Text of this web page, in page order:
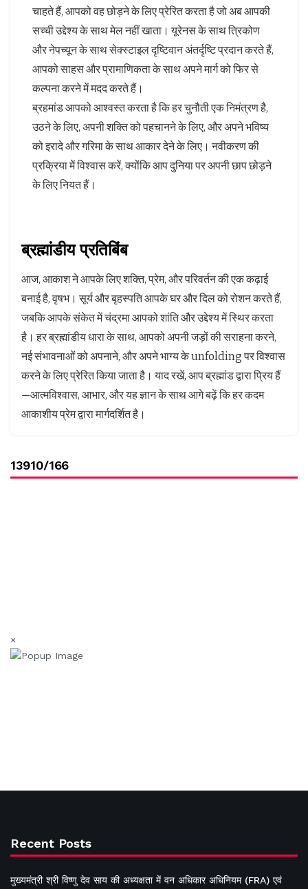
चाहते हैं, आपको वह छोड़ने के लिए प्रेरित करता है जो अब आपकी
सच्ची उद्देश्य के साथ मेल नहीं खाता। यूरेनस के साथ त्रिकोण
और नेपच्यून के साथ सेक्स्टाइल दृष्टिवान अंतर्दृष्टि प्रदान करते हैं,
आपको साहस और प्रामाणिकता के साथ अपने मार्ग को फिर से
कल्पना करने में मदद करते हैं।
ब्रहमांड आपको आश्वस्त करता है कि हर चुनौती एक निमंत्रण है,
उठने के लिए, अपनी शक्ति को पहचानने के लिए, और अपने भविष्य
को इरादे और गरिमा के साथ आकार देने के लिए। नवीकरण की
प्रक्रिया में विश्वास करें, क्योंकि आप दुनिया पर अपनी छाप छोड़ने
के लिए नियत हैं।
ब्रह्मांडीय प्रतिबिंब
आज, आकाश ने आपके लिए शक्ति, प्रेम, और परिवर्तन की एक कढ़ाई
बनाई है, वृषभ। सूर्य और बृहस्पति आपके घर और दिल को रोशन करते हैं,
जबकि आपके संकेत में चंद्रमा आपको शांति और उद्देश्य में स्थिर करता
है। हर ब्रह्मांडीय धारा के साथ, आपको अपनी जड़ों की सराहना करने,
नई संभावनाओं को अपनाने, और अपने भाग्य के unfolding पर विश्वास
करने के लिए प्रेरित किया जाता है। याद रखें, आप ब्रह्मांड द्वारा प्रिय हैं
—आत्मविश्वास, आभार, और यह ज्ञान के साथ आगे बढ़ें कि हर कदम
आकाशीय प्रेम द्वारा मार्गदर्शित है।
13910/166
×
Recent Posts
मुख्यमंत्री श्री विष्णु देव साय की अध्यक्षता में वन अधिकार अधिनियम (FRA) एवं